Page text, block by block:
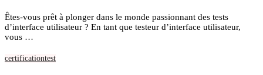
Êtes-vous prêt à plonger dans le monde passionnant des tests
d’interface utilisateur ? En tant que testeur d’interface utilisateur,
vous …
certificationtest